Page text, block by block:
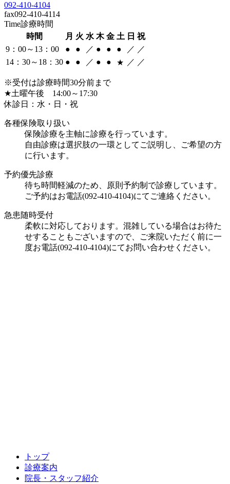
092-410-4104
fax092-410-4114
Time診療時間
時間
月 火 水 木 金 土 日 祝
9：00～13：00
● ● ／ ● ● ● ／ ／
14：30～18：30 ● ● ／ ● ● ★ ／ ／
※受付は診療時間30分前まで
★土曜午後 14:00～17:30
休診日：水・日・祝
各種保険取り扱い
保険診療を主軸に診療を行っています。
自由診療は選択肢の一環としてご説明し、ご希望の方
に行います。
予約優先診療
待ち時間軽減のため、原則予約制で診療しています。
ご予約はお電話(092-410-4104)にてご連絡ください。
急患随時受付
柔軟に対応しております。混雑している場合はお待た
せすることもございますので、ご来院いただく前に一
度お電話(092-410-4104)にてお問い合わせください。
トップ
診療案内
院長・スタッフ紹介